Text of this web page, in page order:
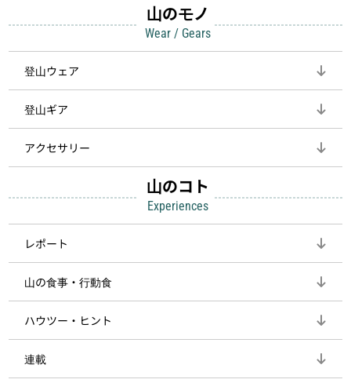
山のモノ
Wear / Gears
登山ウェア
登山ギア
アクセサリー
山のコト
Experiences
レポート
山の食事・行動食
ハウツー・ヒント
連載